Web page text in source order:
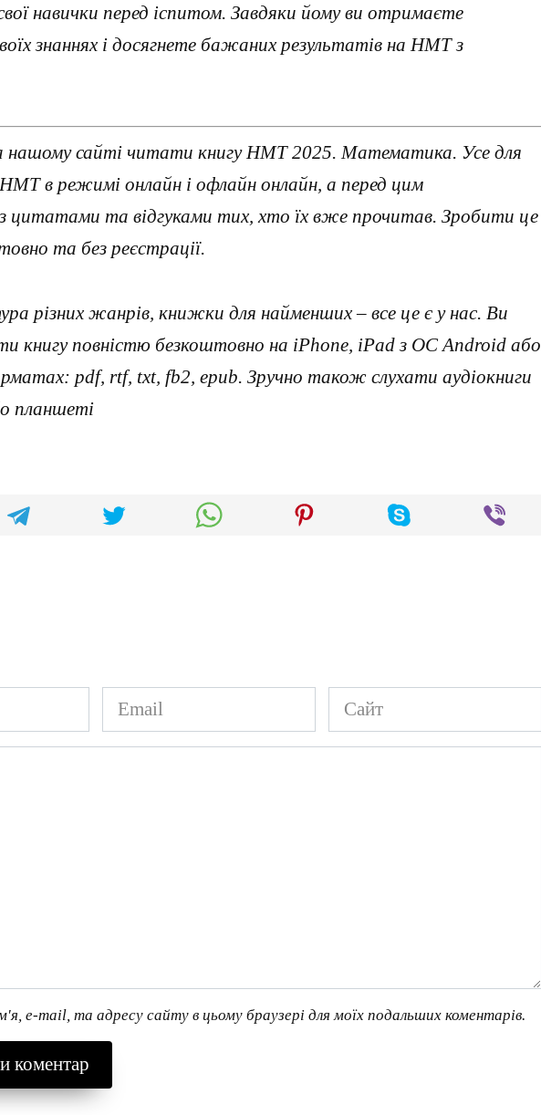
навички перед іспитом. Завдяки йому ви отримаєте
знаннях і досягнете бажаних результатів на НМТ з
нашому сайті читати книгу НМТ 2025. Математика. Усе для
в режимі онлайн і офлайн онлайн, а перед цим
цитатами та відгуками тих, хто їх вже прочитав. Зробити це
та без реєстрації.
різних жанрів, книжки для найменших – все це є у нас. Ви
книгу повністю безкоштовно на iPhone, iPad з ОС Android або
pdf, rtf, txt, fb2, epub. Зручно також слухати аудіокниги
планшеті
Email
*
Сайт
e-mail, та адресу сайту в цьому браузері для моїх подальших коментарів.